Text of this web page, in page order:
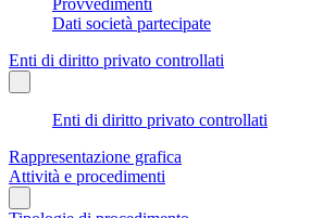
Dati società partecipate
Enti di diritto privato controllati
Enti di diritto privato controllati
Rappresentazione grafica
Attività e procedimenti